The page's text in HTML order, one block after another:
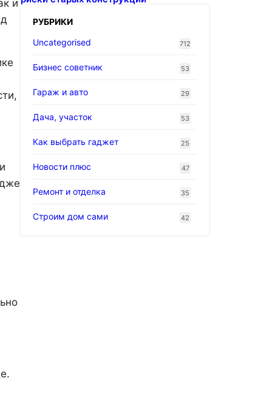
и
РУБРИКИ
Uncategorised
712
Бизнес советник 53
Гараж и авто 29
Дача, участок 53
Как выбрать гаджет 25
Новости плюс 47
Ремонт и отделка 35
Строим дом сами 42